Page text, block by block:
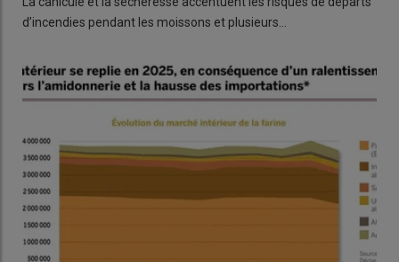
d’incendies pendant les moissons et plusieurs…